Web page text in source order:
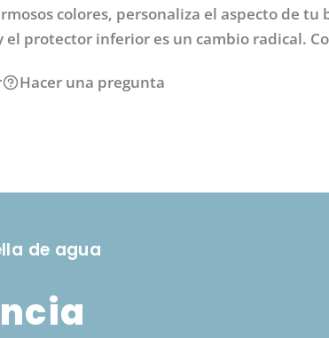
colores, personaliza el aspecto de tu
el protector inferior es un cambio radical.
Hacer una pregunta
de agua